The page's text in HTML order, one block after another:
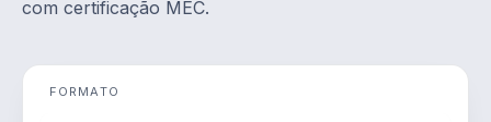
com certificação MEC.
FORMATO